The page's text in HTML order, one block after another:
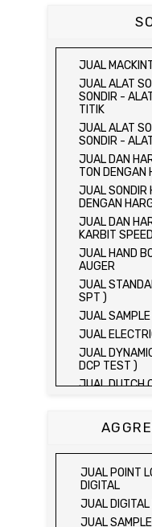
JUAL
JUAL ALAT
SONDIR -
TITIK
JUAL ALAT
SONDIR -
JUAL DAN
TON DENGAN
JUAL SONDIR
DENGAN
JUAL DAN
KARBIT
JUAL HAND
AUGER
JUAL
SPT )
JUAL
JUAL
JUAL
DCP TEST )
JUAL DUTCH
SONDIR 5
JUAL FIELD
JUAL
JUAL TVA
JUAL LIQUID
JUAL POINT
DIGITAL
JUAL
JUAL